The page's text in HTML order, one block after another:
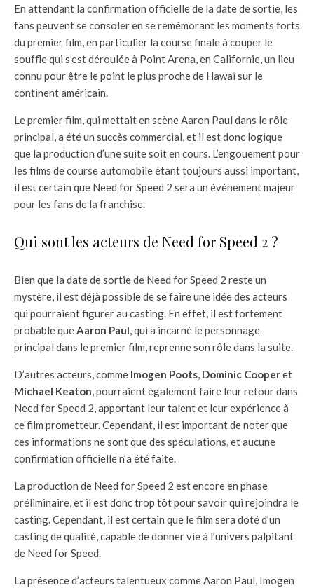
En attendant la confirmation officielle de la date de sortie, les
fans peuvent se consoler en se remémorant les moments forts
du premier film, en particulier la course finale à couper le
souffle qui s’est déroulée à Point Arena, en Californie, un lieu
connu pour être le point le plus proche de Hawaï sur le
continent américain.
Le premier film, qui mettait en scène Aaron Paul dans le rôle
principal, a été un succès commercial, et il est donc logique
que la production d’une suite soit en cours. L’engouement pour
les films de course automobile étant toujours aussi important,
il est certain que Need for Speed 2 sera un événement majeur
pour les fans de la franchise.
Qui sont les acteurs de Need for Speed 2 ?
Bien que la date de sortie de Need for Speed 2 reste un
mystère, il est déjà possible de se faire une idée des acteurs
qui pourraient figurer au casting. En effet, il est fortement
probable queAaron Paul, qui a incarné le personnage
principal dans le premier film, reprenne son rôle dans la suite.
D’autres acteurs, comme Imogen Poots, Dominic Cooperet
Michael Keaton, pourraient également faire leur retour dans
Need for Speed 2, apportant leur talent et leur expérience à
ce film prometteur. Cependant, il est important de noter que
ces informations ne sont que des spéculations, et aucune
confirmation officielle n’a été faite.
La production de Need for Speed 2 est encore en phase
préliminaire, et il est donc trop tôt pour savoir qui rejoindra le
casting. Cependant, il est certain que le film sera doté d’un
casting de qualité, capable de donner vie à l’univers palpitant
de Need for Speed.
La présence d’acteurs talentueux comme Aaron Paul, Imogen